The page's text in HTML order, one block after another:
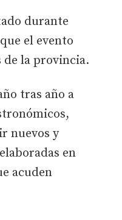
durante
el evento
de la provincia.
tras año a
nuevos y
en
acuden